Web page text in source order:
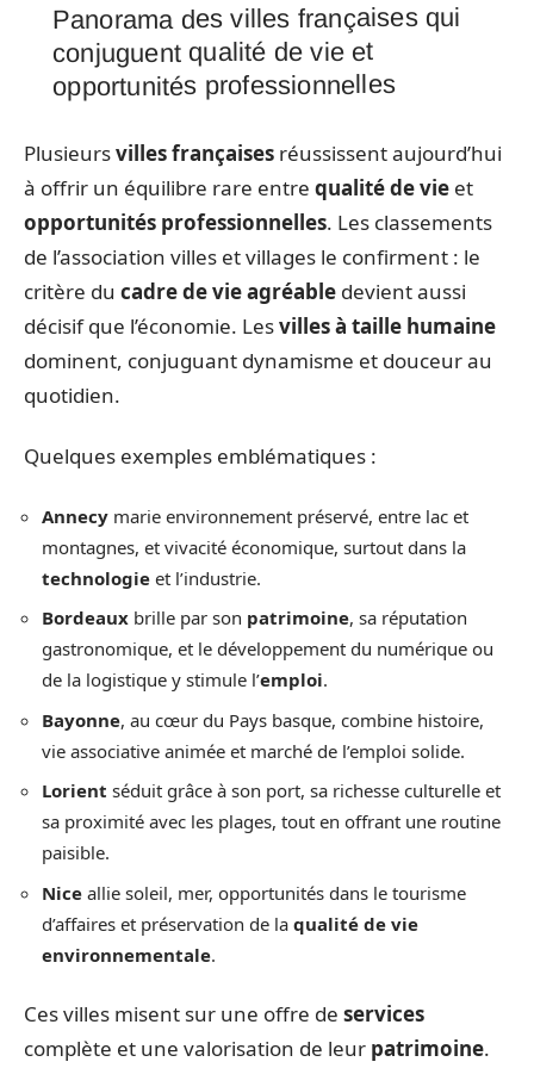
Panorama des villes françaises qui
conjuguent qualité de vie et
opportunités professionnelles
Plusieursvilles françaises réussissent aujourd’hui
à offrir un équilibre rare entre qualité de vie et
opportunités professionnelles. Les classements
de l’association villes et villages le confirment : le
critère du cadre de vie agréable devient aussi
décisif que l’économie. Lesvilles à taille humaine
dominent, conjuguant dynamisme et douceur au
quotidien.
Quelques exemples emblématiques :
Annecy marie environnement préservé, entre lac et
montagnes, et vivacité économique, surtout dans la
technologie et l’industrie.
Bordeaux brille par son patrimoine, sa réputation
gastronomique, et le développement du numérique ou
de la logistique y stimule l’emploi.
Bayonne, au cœur du Pays basque, combine histoire,
vie associative animée et marché de l’emploi solide.
Lorient séduit grâce à son port, sa richesse culturelle et
sa proximité avec les plages, tout en offrant une routine
paisible.
Nice allie soleil, mer, opportunités dans le tourisme
d’affaires et préservation de la qualité de vie
environnementale.
Ces villes misent sur une offre de services
complète et une valorisation de leur patrimoine.